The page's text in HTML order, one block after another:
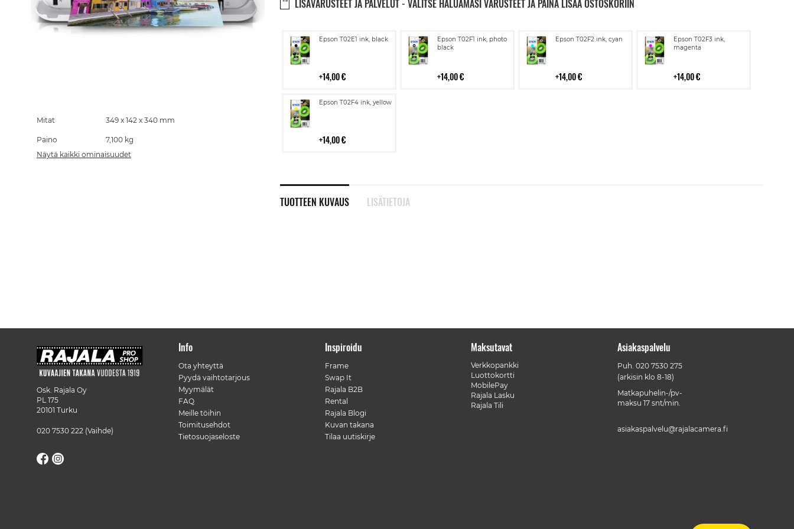
LISÄVARUSTEET JA PALVELUT - VALITSE HALUAMASI VARUSTEET JA PAINA LISÄÄ OSTOSKORIIN
Epson T02E1 ink, black
14,00 €
Lisää
Epson T02F1 ink, photo
black
14,00 €
Lisää
ostoskoriin
Epson T02F2 ink, cyan
14,00 €
Lisää
Epson T02F3 ink,
magenta
14,00 €
Lisää
ostoskoriin
Epson T02F4 ink, yellow
14,00 €
Lisää
TUOTTEEN KUVAUS LISÄTIETOJA
the
the
images
Mitat 349 x 142 x 340 mm
Paino
7,100 kg
Näytä kaikki ominaisuudet
Osk. Rajala Oy
PL 175
20101 Turku
020 7530 222 (Vaihde)
Info
Ota yhteyttä
Pyydä vaihtotarjous
Myymälät
FAQ
Meille töihin
Toimitusehdot
Tietosuojaseloste
Inspiroidu
Frame
Swap It
Rajala B2B
Rental
Rajala Blogi
Kuvan takana
Tilaa uutiskirje
Maksutavat
Verkkopankki
Luottokortti
MobilePay
Rajala Lasku
Rajala Tili
Asiakaspalvelu
Puh. 020 7530 275
(arkisin klo 8-18)
Matkapuhelin-/pv-
maksu 17 snt/min.
asiakaspalvelu@rajalacamera.fi